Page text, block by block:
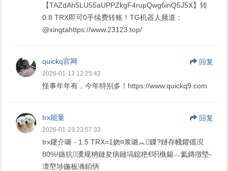
【TAZdAh5LU55aUPPZkgF4rupQwg6inQ5J5X】转
0.8 TRX即可0手续费转账！TG机器人频道：
@xingtahttps://www.23123.top/
quickq官网 回复
2026-01-13 12:25:42
怪事年年有，今年特别多！https://www.quickq9.com
trx能量 回复
2026-01-23 23:57:33
trx鑳介噺 - 1.5 TRX=1娆¤浆璐︽鏁?鐩存帴鑺傜渷
80%!鏃犺瀵规柟鏈夋病鏈塙鎴栬€呮槸鍚︿氦鏄撴墍-
澶嶅埗鍦板潃銆怲